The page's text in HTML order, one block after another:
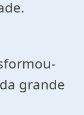
grande